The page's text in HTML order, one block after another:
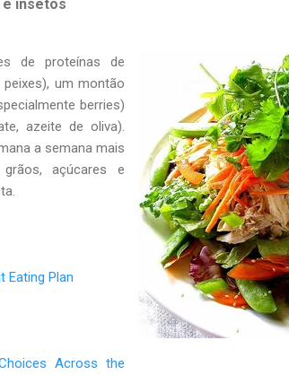
e insetos
de proteínas de
um montão
berries)
azeite de oliva).
a semana mais
açúcares e
Eating Plan
Across the